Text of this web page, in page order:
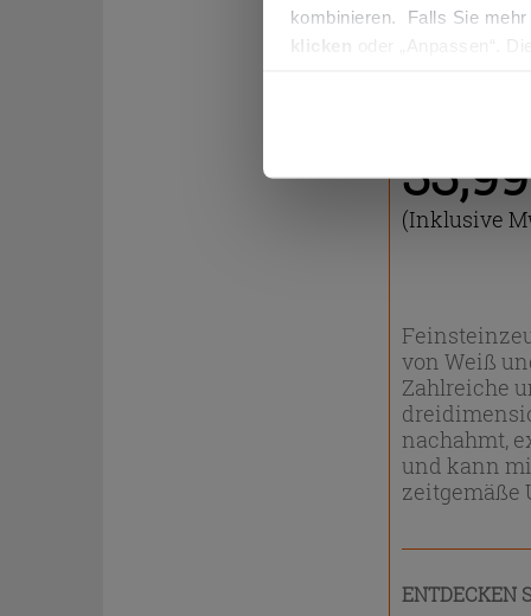
kombinieren. Falls Sie
klicken
oder „Anpassen“.
33,99 €
(Inklusive
von Weiß
Zahlreiche
nachahmt,
und kann
zeitgemäße
ENTDECKEN